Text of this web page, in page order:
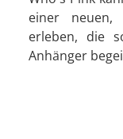
einer
erleben, die
Anhänger